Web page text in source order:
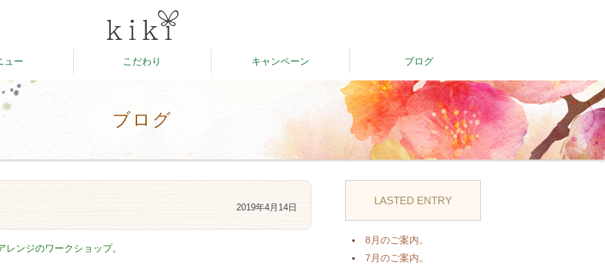
ュー こだわり キャンペーン ブログ
ブログ
2019年4月14日
レンジのワークショップ。
LASTED ENTRY
8月のご案内。
7月のご案内。